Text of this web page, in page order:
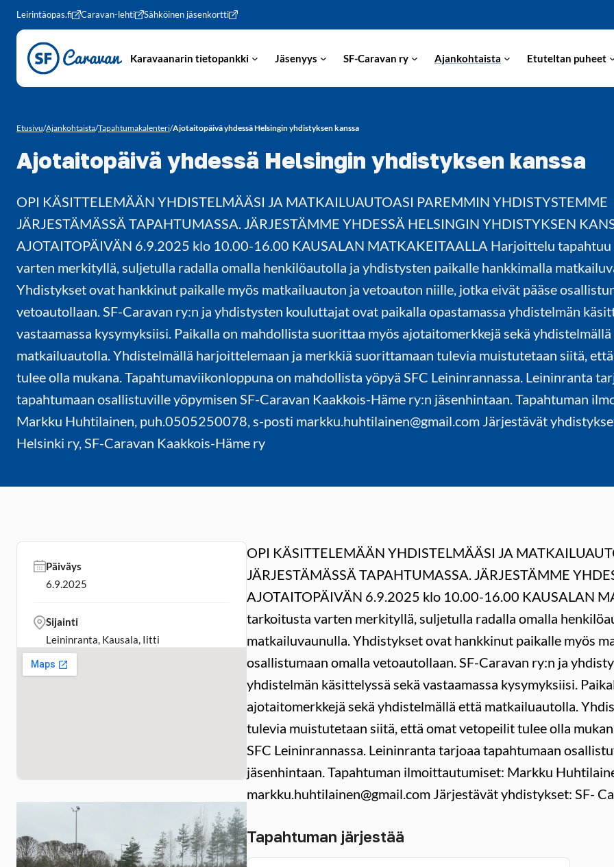
Siirry sivun sisältöön
Leirintäopas.fi Caravan-lehti Sähköinen jäsenkortti
Karavaanarin tietopankki Jäsenyys SF-Caravan ry Ajankohtaista Etuteltan puheet
Etusivu/Ajankohtaista/Tapahtumakalenteri/Ajotaitopäivä yhdessä Helsingin yhdistyksen kanssa
Ajotaitopäivä yhdessä Helsingin yhdistyksen kanssa
OPI KÄSITTELEMÄÄN YHDISTELMÄÄSI JA MATKAILUAUTOASI PAREMMIN YHDISTYSTEMME
JÄRJESTÄMÄSSÄ TAPAHTUMASSA. JÄRJESTÄMME YHDESSÄ HELSINGIN YHDISTYKSEN
AJOTAITOPÄIVÄN 6.9.2025 klo 10.00-16.00 KAUSALAN MATKAKEITAALLA Harjoittelu
varten merkityllä, suljetulla radalla omalla henkilöautolla ja yhdistysten paikalle hankkimalla
Yhdistykset ovat hankkinut paikalle myös matkailuauton ja vetoauton niille, jotka eivät pääse
vetoautollaan. SF-Caravan ry:n ja yhdistysten kouluttajat ovat paikalla opastamassa yhdistelmän
vastaamassa kysymyksiisi. Paikalla on mahdollista suorittaa myös ajotaitomerkkejä sekä
matkailuautolla. Yhdistelmällä harjoittelemaan ja merkkiä suorittamaan tulevia muistutetaan siitä,
tulee olla mukana. Tapahtumaviikonloppuna on mahdollista yöpyä SFC Leininrannassa. Leininranta
tapahtumaan osallistuville yöpymisen SF-Caravan Kaakkois-Häme ry:n jäsenhintaan. Tapahtuman
Markku Huhtilainen, puh.0505250078, s-posti markku.huhtilainen@gmail.com Järjestävät
Helsinki ry, SF-Caravan Kaakkois-Häme ry
OPI KÄSITTELEMÄÄN YHDISTELMÄÄSI JA
JÄRJESTÄMÄSSÄ TAPAHTUMASSA. JÄRJESTÄMME
AJOTAITOPÄIVÄN 6.9.2025 klo 10.00-16.00 KAUSALAN
tarkoitusta varten merkityllä, suljetulla radalla omalla
matkailuvaunulla. Yhdistykset ovat hankkinut paikalle myös
osallistumaan omalla vetoautollaan. SF-Caravan ry:n ja
yhdistelmän käsittelyssä sekä vastaamassa kysymyksiisi.
ajotaitomerkkejä sekä yhdistelmällä että matkailuautolla.
tulevia muistutetaan siitä, että omat vetopeilit tulee olla
SFC Leininrannassa. Leininranta tarjoaa tapahtumaan
jäsenhintaan. Tapahtuman ilmoittautumiset: Markku
markku.huhtilainen@gmail.com Järjestävät yhdistykset: SF-
Tapahtuman järjestää
Päiväys
6.9.2025
Sijainti
Leininranta, Kausala, Iitti